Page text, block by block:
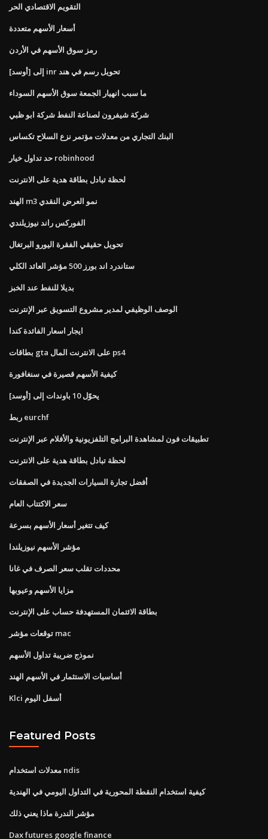
التقويم الاقتصادي الحر
أسعار الأسهم متعددة
رمز سوق الأسهم في الأردن
[أوسد] إلى inr تحويل رسم في هند
ما سبب انهيار الجمعة سوق الأسهم السوداء
شركة شيفرون لصناعة النفط شركة ابو ظبي
البنك التجاري من معدلات مؤتمر نزع السلاح تكساس
حد تداول خيار robinhood
لحظة تبادل بطاقة هدية على الانترنت
الهند m3 نمو العرض النقدي
الفوركس راند نيوزيلندي
تحويل حقيقي الفقرة اليورو البرتغال
ستاندرد اند بورز 500 مؤشر العائد الكلي
بديلا للنفط عند الخبز
الوصف الوظيفي لمدير مشروع التسويق عبر الإنترنت
ايجار اسعار الفائدة كندا
بطاقات gta على الانترنت المال ps4
كيفية الأسهم قصيرة في سنغافورة
يحوّل 10 باوندات إلى [أوسد]
ربط eurchf
تطبيقات فون لمشاهدة البرامج التلفزيونية والأفلام عبر الإنترنت
لحظة تبادل بطاقة هدية على الانترنت
أفضل تجارة السيارات الجديدة في الصفقات
سعر الاكتتاب العام
كيف تتغير أسعار الأسهم بسرعة
مؤشر الأسهم نيوزيلندا
محددات تقلب سعر الصرف في غانا
مزايا الأسهم وعيوبها
بطاقة الائتمان المستهدفة حساب على الإنترنت
توقعات مؤشر mac
نموذج ضريبة تداول الأسهم
أساسيات الاستثمار في الأسهم الهند
Klci أسفل اليوم
Featured Posts
معدلات استخدام ndis
كيفية استخدام النقطة المحورية في التداول اليومي في الهندية
مؤشر الندرة ماذا يعني ذلك
Dax futures google finance